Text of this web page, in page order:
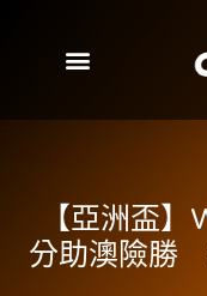
【亞洲盃
分助澳險勝